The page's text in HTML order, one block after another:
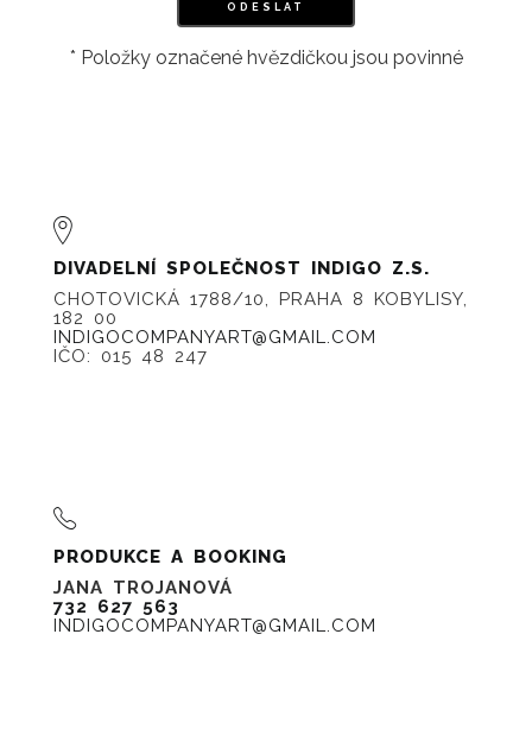
ODESLAT
* Položky označené hvězdičkou jsou povinné
DIVADELNÍ SPOLEČNOST INDIGO Z.S.
CHOTOVICKÁ 1788/10, PRAHA 8 KOBYLISY,
182 00
INDIGOCOMPANYART@GMAIL.COM
IČO: 015 48 247
PRODUKCE A BOOKING
JANA TROJANOVÁ
732 627 563
INDIGOCOMPANYART@GMAIL.COM